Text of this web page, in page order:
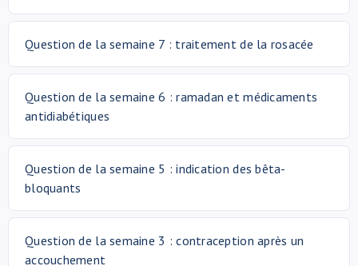
Question de la semaine 7 : traitement de la rosacée
Question de la semaine 6 : ramadan et médicaments
antidiabétiques
Question de la semaine 5 : indication des bêta-
bloquants
Question de la semaine 3 : contraception après un
accouchement